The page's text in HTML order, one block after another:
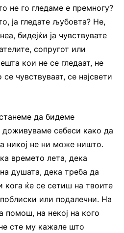
не го гледаме е премногу?
ја гледате љубовта? Не,
бидејќи ја чувствувате
сопругот или
кои не се гледаат, не
чувствуваат, се најсвети
да бидеме
себеси како да
никој не ни може ништо.
времето лета, дека
душата, дека треба да
кога ќе се сетиш на твоите
или подалечни. На
помош, на некој на кого
сте му кажале што